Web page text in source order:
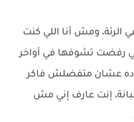
ومش أنا اللي كنت
رفضت تشوفها في أواخر
ده عشان متفضلش فاكر
إنت عارف إني مش